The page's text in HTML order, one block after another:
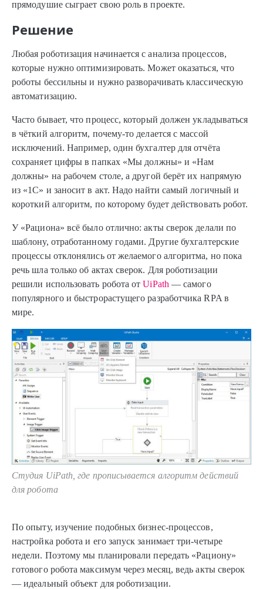
прямодушие сыграет свою роль в проекте.
Решение
Любая роботизация начинается с анализа процессов,
которые нужно оптимизировать. Может оказаться, что
роботы бессильны и нужно разворачивать классическую
автоматизацию.
Часто бывает, что процесс, который должен укладываться
в чёткий алгоритм, почему-то делается с массой
исключений. Например, один бухгалтер для отчёта
сохраняет цифры в папках «Мы должны» и «Нам
должны» на рабочем столе, а другой берёт их напрямую
из «1С» и заносит в акт. Надо найти самый логичный и
короткий алгоритм, по которому будет действовать робот.
У «Рациона» всё было отлично: акты сверок делали по
шаблону, отработанному годами. Другие бухгалтерские
процессы отклонялись от желаемого алгоритма, но пока
речь шла только об актах сверок. Для роботизации
решили использовать робота отUiPath — самого
популярного и быстрорастущего разработчика RPA в
мире.
Студия UiPath, где прописывается алгоритм действий
для робота
По опыту, изучение подобных бизнес-процессов,
настройка робота и его запуск занимает три-четыре
недели. Поэтому мы планировали передать «Рациону»
готового робота максимум через месяц, ведь акты сверок
— идеальный объект для роботизации.